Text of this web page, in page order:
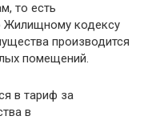
то есть
Жилищному кодексу
производится
помещений.
в тариф за
в